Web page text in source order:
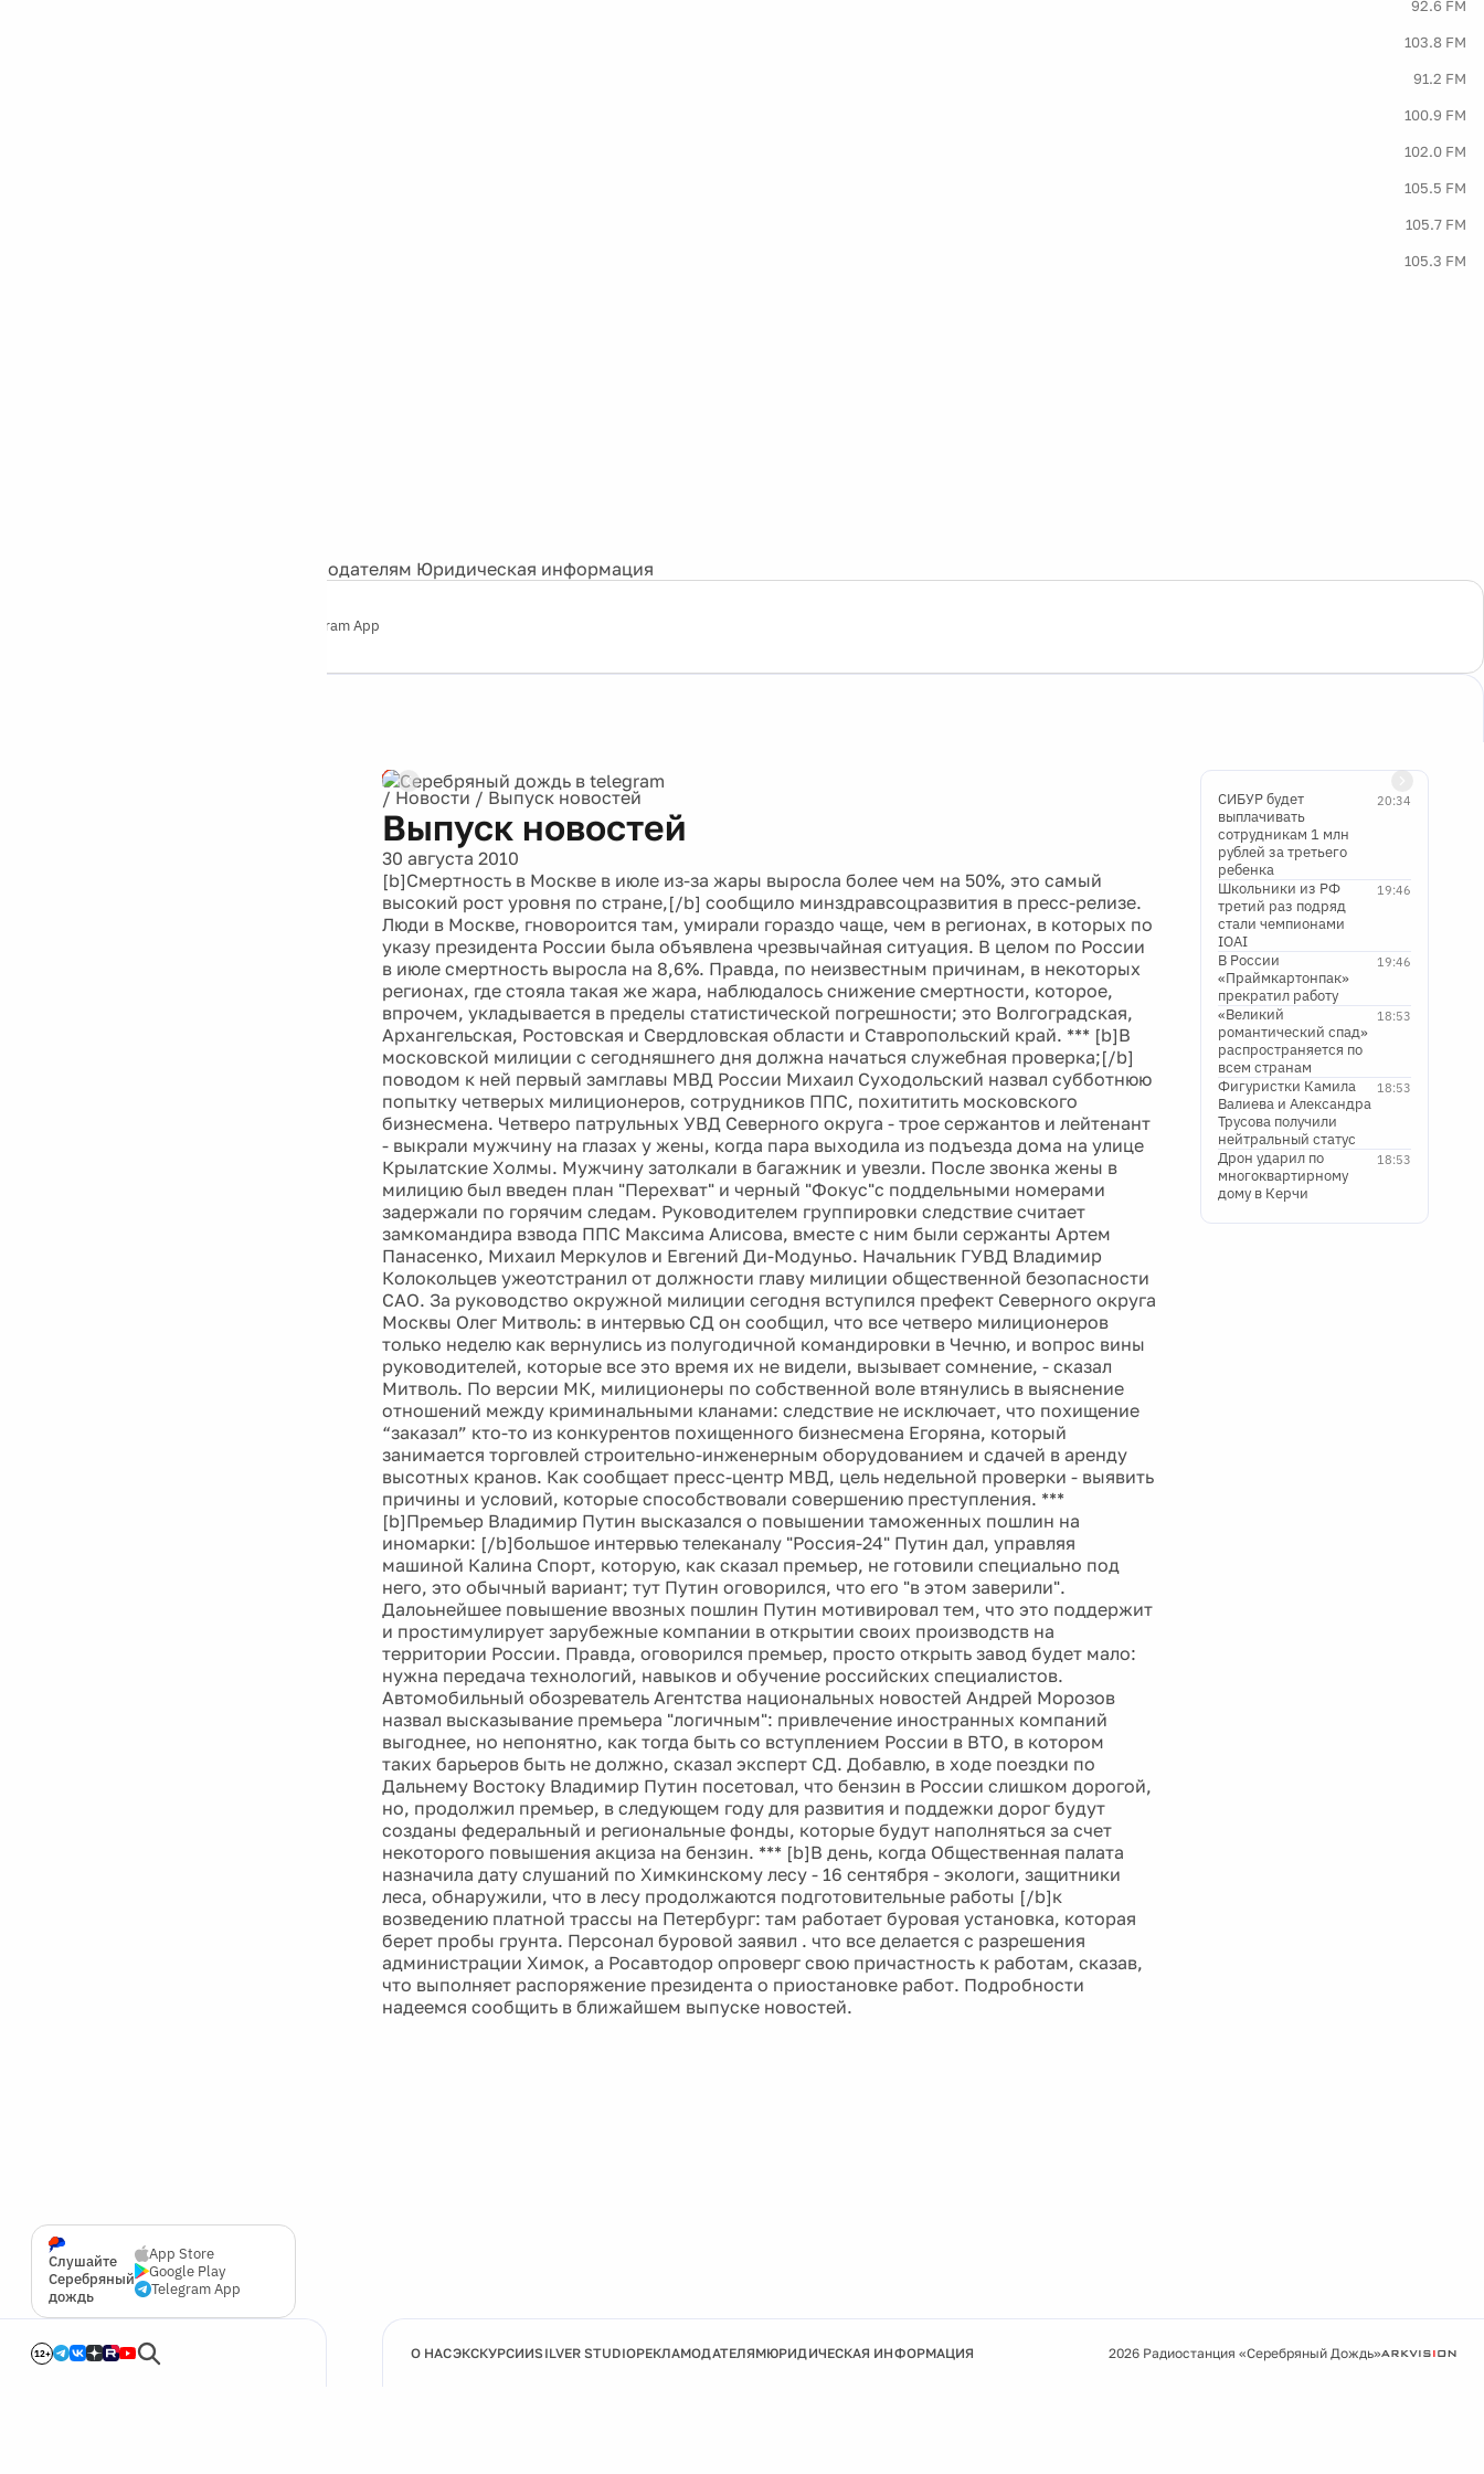
92.6 FM
103.8 FM
91.2 FM
100.9 FM
102.0 FM
105.5 FM
105.7 FM
105.3 FM
Рекламодателям Юридическая информация
Telegram App
Слушайте
Серебряный
дождь
App Store
Google Play
Telegram App
12+
/ Новости / Выпуск новостей
Выпуск новостей
30 августа 2010
[b]Смертность в Москве в июле из-за жары выросла более чем на 50%, это самый
высокий рост уровня по стране,[/b] сообщило минздравсоцразвития в пресс-релизе.
Люди в Москве, гновороится там, умирали гораздо чаще, чем в регионах, в которых по
указу президента России была объявлена чрезвычайная ситуация. В целом по России
в июле смертность выросла на 8,6%. Правда, по неизвестным причинам, в некоторых
регионах, где стояла такая же жара, наблюдалось снижение смертности, которое,
впрочем, укладывается в пределы статистической погрешности; это Волгоградская,
Архангельская, Ростовская и Свердловская области и Ставропольский край. *** [b]В
московской милиции с сегодняшнего дня должна начаться служебная проверка;[/b]
поводом к ней первый замглавы МВД России Михаил Суходольский назвал субботнюю
попытку четверых милиционеров, сотрудников ППС, похититить московского
бизнесмена. Четверо патрульных УВД Северного округа - трое сержантов и лейтенант
- выкрали мужчину на глазах у жены, когда пара выходила из подъезда дома на улице
Крылатские Холмы. Мужчину затолкали в багажник и увезли. После звонка жены в
милицию был введен план "Перехват" и черный "Фокус"с поддельными номерами
задержали по горячим следам. Руководителем группировки следствие считает
замкомандира взвода ППС Максима Алисова, вместе с ним были сержанты Артем
Панасенко, Михаил Меркулов и Евгений Ди-Модуньо. Начальник ГУВД Владимир
Колокольцев ужеотстранил от должности главу милиции общественной безопасности
САО. За руководство окружной милиции сегодня вступился префект Северного округа
Москвы Олег Митволь: в интервью СД он сообщил, что все четверо милиционеров
только неделю как вернулись из полугодичной командировки в Чечню, и вопрос вины
руководителей, которые все это время их не видели, вызывает сомнение, - сказал
Митволь. По версии МК, милиционеры по собственной воле втянулись в выяснение
отношений между криминальными кланами: следствие не исключает, что похищение
“заказал” кто-то из конкурентов похищенного бизнесмена Егоряна, который
занимается торговлей строительно-инженерным оборудованием и сдачей в аренду
высотных кранов. Как сообщает пресс-центр МВД, цель недельной проверки - выявить
причины и условий, которые способствовали совершению преступления. ***
[b]Премьер Владимир Путин высказался о повышении таможенных пошлин на
иномарки: [/b]большое интервью телеканалу "Россия-24" Путин дал, управляя
машиной Калина Спорт, которую, как сказал премьер, не готовили специально под
него, это обычный вариант; тут Путин оговорился, что его "в этом заверили".
Далоьнейшее повышение ввозных пошлин Путин мотивировал тем, что это поддержит
и простимулирует зарубежные компании в открытии своих производств на
территории России. Правда, оговорился премьер, просто открыть завод будет мало:
нужна передача технологий, навыков и обучение российских специалистов.
Автомобильный обозреватель Агентства национальных новостей Андрей Морозов
назвал высказывание премьера "логичным": привлечение иностранных компаний
выгоднее, но непонятно, как тогда быть со вступлением России в ВТО, в котором
таких барьеров быть не должно, сказал эксперт СД. Добавлю, в ходе поездки по
Дальнему Востоку Владимир Путин посетовал, что бензин в России слишком дорогой,
но, продолжил премьер, в следующем году для развития и поддежки дорог будут
созданы федеральный и региональные фонды, которые будут наполняться за счет
некоторого повышения акциза на бензин. *** [b]В день, когда Общественная палата
назначила дату слушаний по Химкинскому лесу - 16 сентября - экологи, защитники
леса, обнаружили, что в лесу продолжаются подготовительные работы [/b]к
возведению платной трассы на Петербург: там работает буровая установка, которая
берет пробы грунта. Персонал буровой заявил . что все делается с разрешения
администрации Химок, а Росавтодор опроверг свою причастность к работам, сказав,
что выполняет распоряжение президента о приостановке работ. Подробности
надеемся сообщить в ближайшем выпуске новостей.
20:34
СИБУР будет
выплачивать
сотрудникам 1 млн
рублей за третьего
ребенка
19:46
Школьники из РФ
третий раз подряд
стали чемпионами
IOAI
19:46
В России
«Праймкартонпак»
прекратил работу
18:53
«Великий
романтический спад»
распространяется по
всем странам
18:53
Фигуристки Камила
Валиева и Александра
Трусова получили
нейтральный статус
18:53
Дрон ударил по
многоквартирному
дому в Керчи
О НАСЭКСКУРСИИSILVER STUDIOРЕКЛАМОДАТЕЛЯМЮРИДИЧЕСКАЯ ИНФОРМАЦИЯ 2026 Радиостанция «Серебряный Дождь»